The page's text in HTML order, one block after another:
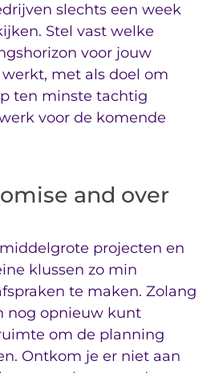
slechts een week
Stel vast welke
voor jouw
met als doel om
ten minste tachtig
voor de komende
and over
projecten en
klussen zo min
te maken. Zolang
nog opnieuw kunt
om de planning
Ontkom je er niet aan